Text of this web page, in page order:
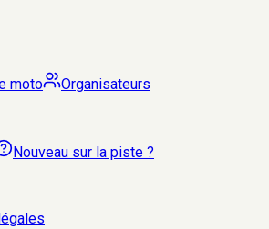
moto
Organisateurs
Nouveau sur la piste ?